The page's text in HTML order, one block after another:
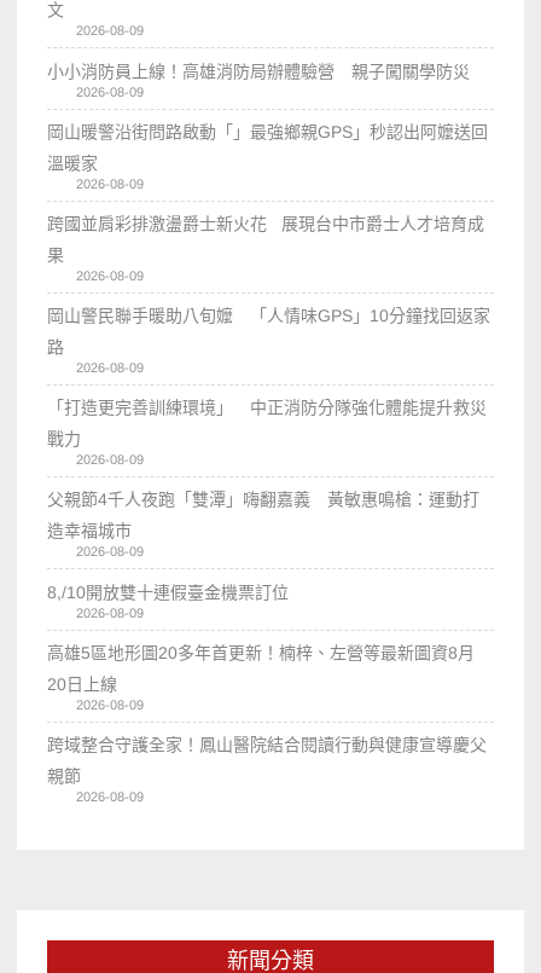
文
2026-08-09
小小消防員上線！高雄消防局辦體驗營 親子闖關學防災
2026-08-09
岡山暖警沿街問路啟動「」最強鄉親GPS」秒認出阿嬤送回
溫暖家
2026-08-09
跨國並肩彩排激盪爵士新火花 展現台中市爵士人才培育成
果
2026-08-09
岡山警民聯手暖助八旬嬤 「人情味GPS」10分鐘找回返家
路
2026-08-09
「打造更完善訓練環境」 中正消防分隊強化體能提升救災
戰力
2026-08-09
父親節4千人夜跑「雙潭」嗨翻嘉義 黃敏惠鳴槍：運動打
造幸福城市
2026-08-09
8,/10開放雙十連假臺金機票訂位
2026-08-09
高雄5區地形圖20多年首更新！楠梓、左營等最新圖資8月
20日上線
2026-08-09
跨域整合守護全家！鳳山醫院結合閱讀行動與健康宣導慶父
親節
2026-08-09
新聞分類